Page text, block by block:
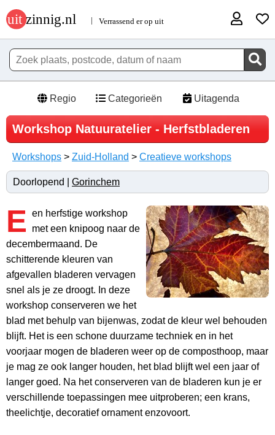
Regio Categorieën Uitagenda
Workshop Natuuratelier - Herfstbladeren
Workshops > Zuid-Holland > Creatieve workshops
Doorlopend | Gorinchem
E en herfstige workshop
met een knipoog naar de
decembermaand. De
schitterende kleuren van
afgevallen bladeren vervagen
snel als je ze droogt. In deze
workshop conserveren we het
blad met behulp van bijenwas, zodat de kleur wel behouden
blijft. Het is een schone duurzame techniek en in het
voorjaar mogen de bladeren weer op de composthoop, maar
je mag ze ook langer houden, het blad blijft wel een jaar of
langer goed. Na het conserveren van de bladeren kun je er
verschillende toepassingen mee uitproberen; een krans,
theelichtje, decoratief ornament enzovoort.